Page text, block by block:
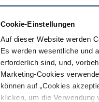
Cookie-Einstellungen
Auf dieser Website werden
Es werden wesentliche und
erforderlich sind, und,
Marketing-Cookies
können auf „Cookies
klicken, um die Verwendung